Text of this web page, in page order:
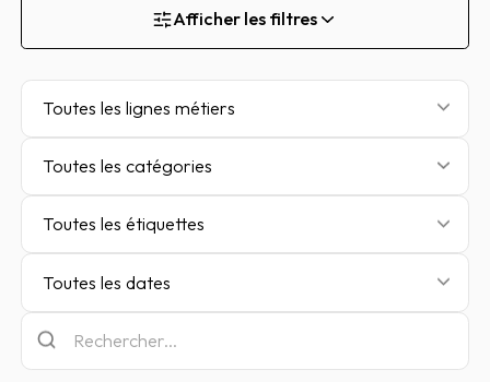
Afficher les filtres
Toutes les lignes métiers
Toutes les catégories
Toutes les étiquettes
Toutes les dates